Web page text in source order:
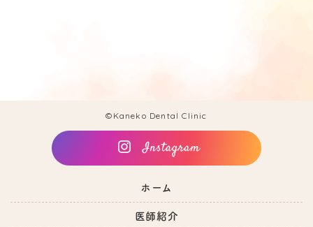
©Kaneko Dental Clinic
ホーム
医師紹介